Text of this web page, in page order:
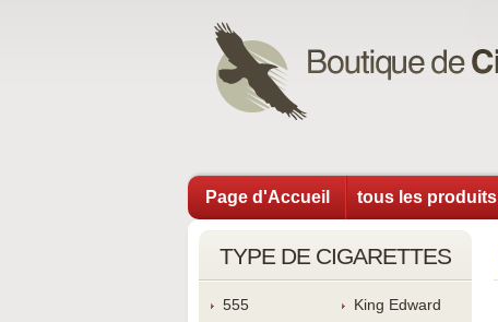
Page d'Accueil tous les produit
TYPE DE CIGARETTES
555
King Edward